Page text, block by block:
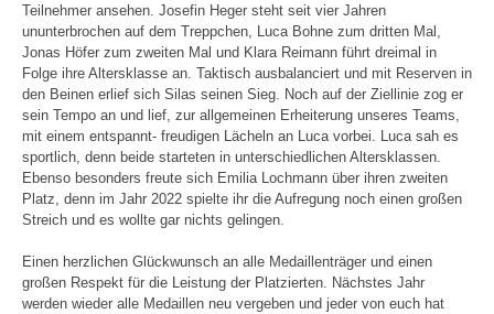
Teilnehmer ansehen. Josefin Heger steht seit vier Jahren
ununterbrochen auf dem Treppchen, Luca Bohne zum dritten Mal,
Jonas Höfer zum zweiten Mal und Klara Reimann führt dreimal in
Folge ihre Altersklasse an. Taktisch ausbalanciert und mit Reserven in
den Beinen erlief sich Silas seinen Sieg. Noch auf der Ziellinie zog er
sein Tempo an und lief, zur allgemeinen Erheiterung unseres Teams,
mit einem entspannt- freudigen Lächeln an Luca vorbei. Luca sah es
sportlich, denn beide starteten in unterschiedlichen Altersklassen.
Ebenso besonders freute sich Emilia Lochmann über ihren zweiten
Platz, denn im Jahr 2022 spielte ihr die Aufregung noch einen großen
Streich und es wollte gar nichts gelingen.
Einen herzlichen Glückwunsch an alle Medaillenträger und einen
großen Respekt für die Leistung der Platzierten. Nächstes Jahr
werden wieder alle Medaillen neu vergeben und jeder von euch hat